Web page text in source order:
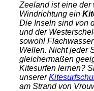
Zeeland ist eine
Windrichtung ein
Die Inseln sind von
und der
sowohl
Wellen. Nicht jeder
gleichermaßen
Kitesurfen lernen?
unserer
am Strand von